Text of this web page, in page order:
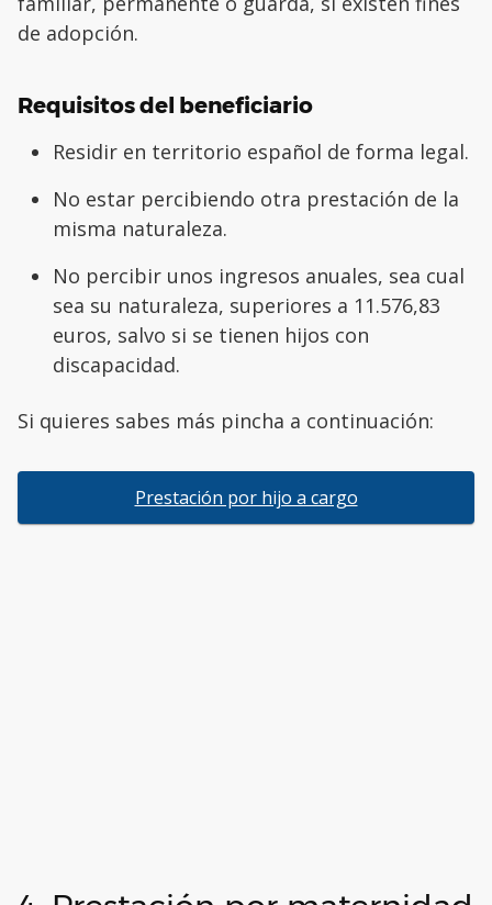
de adopción.
Requisitos del beneficiario
Residir en territorio español de forma legal.
No estar percibiendo otra prestación de la
misma naturaleza.
No percibir unos ingresos anuales, sea cual
sea su naturaleza, superiores a 11.576,83
euros, salvo si se tienen hijos con
discapacidad.
Si quieres sabes más pincha a continuación:
Prestación por hijo a cargo